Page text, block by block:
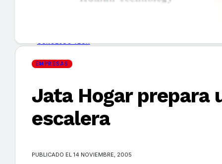
MERCADOS Y TENDENCIAS
EVENTOS
HEMEROTECA
EMPRESAS
Jata Hogar prepara
escalera
PUBLICADO EL 14 NOVIEMBRE, 2005